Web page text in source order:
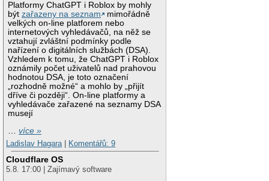
Platformy ChatGPT i Roblox by mohly
býtzařazeny na seznam
mimořádně
velkých on-line platforem nebo
internetových vyhledávačů, na něž se
vztahují zvláštní podmínky podle
nařízení o digitálních službách (DSA).
Vzhledem k tomu, že ChatGPT i Roblox
oznámily počet uživatelů nad prahovou
hodnotou DSA, je toto označení
„rozhodně možné“ a mohlo by „přijít
dříve či později“. On-line platformy a
vyhledávače zařazené na seznamy DSA
musejí
…více »
Ladislav Hagara| Komentářů: 9
Cloudflare OS
5.8. 17:00 | Zajímavý software